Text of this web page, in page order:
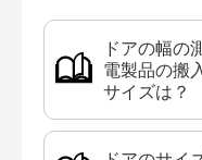
ドアの幅
電製品の搬
サイズは？